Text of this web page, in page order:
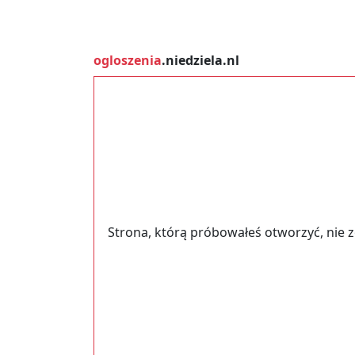
ogloszenia.niedziela.nl
Strona, którą próbowałeś otworzyć, nie